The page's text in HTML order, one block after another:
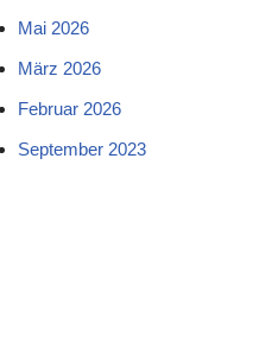
Mai 2026
März 2026
Februar 2026
September 2023